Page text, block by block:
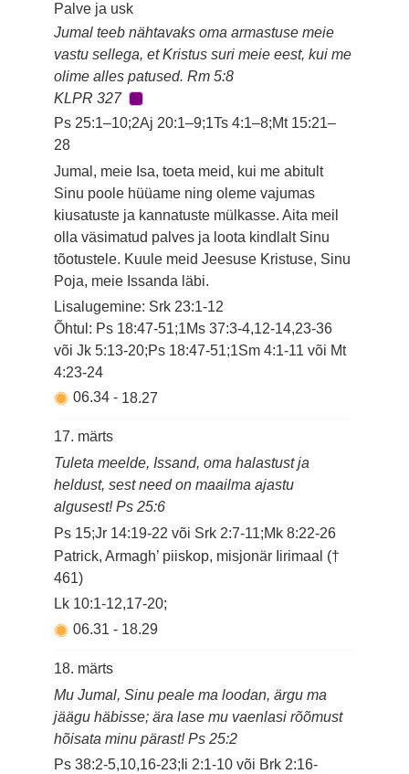
Palve ja usk
Jumal teeb nähtavaks oma armastuse meie
vastu sellega, et Kristus suri meie eest, kui me
olime alles patused. Rm 5:8
KLPR 327
Ps 25:1–10;2Aj 20:1–9;1Ts 4:1–8;Mt 15:21–
28
Jumal, meie Isa, toeta meid, kui me abitult
Sinu poole hüüame ning oleme vajumas
kiusatuste ja kannatuste mülkasse. Aita meil
olla väsimatud palves ja loota kindlalt Sinu
tõotustele. Kuule meid Jeesuse Kristuse, Sinu
Poja, meie Issanda läbi.
Lisalugemine: Srk 23:1-12
Õhtul: Ps 18:47-51;1Ms 37:3-4,12-14,23-36
või Jk 5:13-20;Ps 18:47-51;1Sm 4:1-11 või Mt
4:23-24
06.34- 18.27
17. märts
Tuleta meelde, Issand, oma halastust ja
heldust, sest need on maailma ajastu
algusest! Ps 25:6
Ps 15;Jr 14:19-22 või Srk 2:7-11;Mk 8:22-26
Patrick, Armagh’ piiskop, misjonär Iirimaal (†
461)
Lk 10:1-12,17-20;
06.31- 18.29
18. märts
Mu Jumal, Sinu peale ma loodan, ärgu ma
jäägu häbisse; ära lase mu vaenlasi rõõmust
hõisata minu pärast! Ps 25:2
Ps 38:2-5,10,16-23;Ii 2:1-10 või Brk 2:16-